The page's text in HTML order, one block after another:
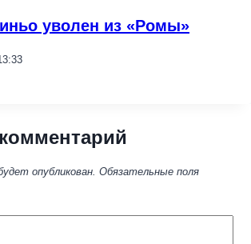
уволен из «Ромы»
опубликован. Обязательные поля